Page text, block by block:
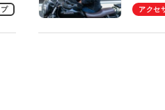
ビュ
性が
アクセ